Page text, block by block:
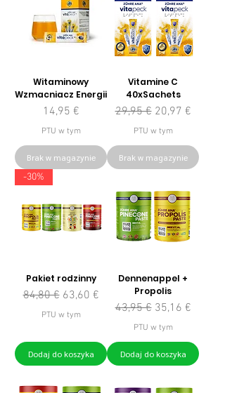
Witaminowy
Wzmacniacz Energii
Cena
14,95 €
PTU w tym
Brak w magazynie
Vitamine C
40xSachets
Regularna cena
29,95 € Cena rabatowa
20,97 €
PTU w tym
Brak w magazynie
-30%
Pakiet rodzinny
Regularna cena
84,80 € Cena rabatowa
63,60 €
PTU w tym
Dodaj do koszyka
Dennenappel +
Propolis
Regularna cena
43,95 € Cena rabatowa
35,16 €
PTU w tym
Dodaj do koszyka